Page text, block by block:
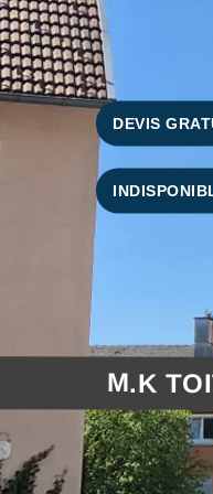
DEVIS
M.K